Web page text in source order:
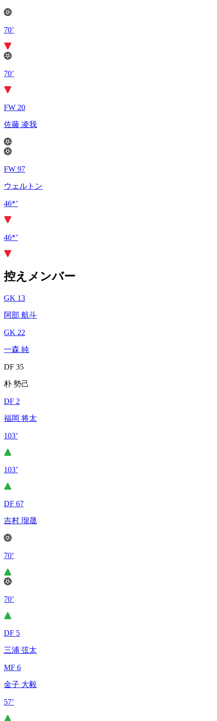
70’
70’
FW 20
佐藤 凌我
FW 97
ウェルトン
46*’
46*’
控えメンバー
GK 13
阿部 航斗
GK 22
一森 純
DF 35
朴 勢己
DF 2
福岡 将太
103’
103’
DF 67
吉村 瑠晟
70’
70’
DF 5
三浦 弦太
MF 6
金子 大毅
57’